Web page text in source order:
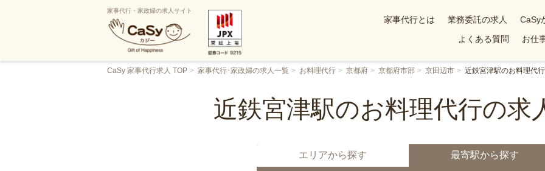
家事代行・家政婦の求人サイト
家事代行とは 業務委託の求人 CaSy
よくある質問
お仕
CaSy 家事代行求人 TOP 家事代行･家政婦の求人一覧 お料理代行 京都府 京都府市部 京田辺市 近鉄宮津駅のお料理代行
近鉄宮津駅のお料理代行の求
エリアから探す 最寄駅から探す